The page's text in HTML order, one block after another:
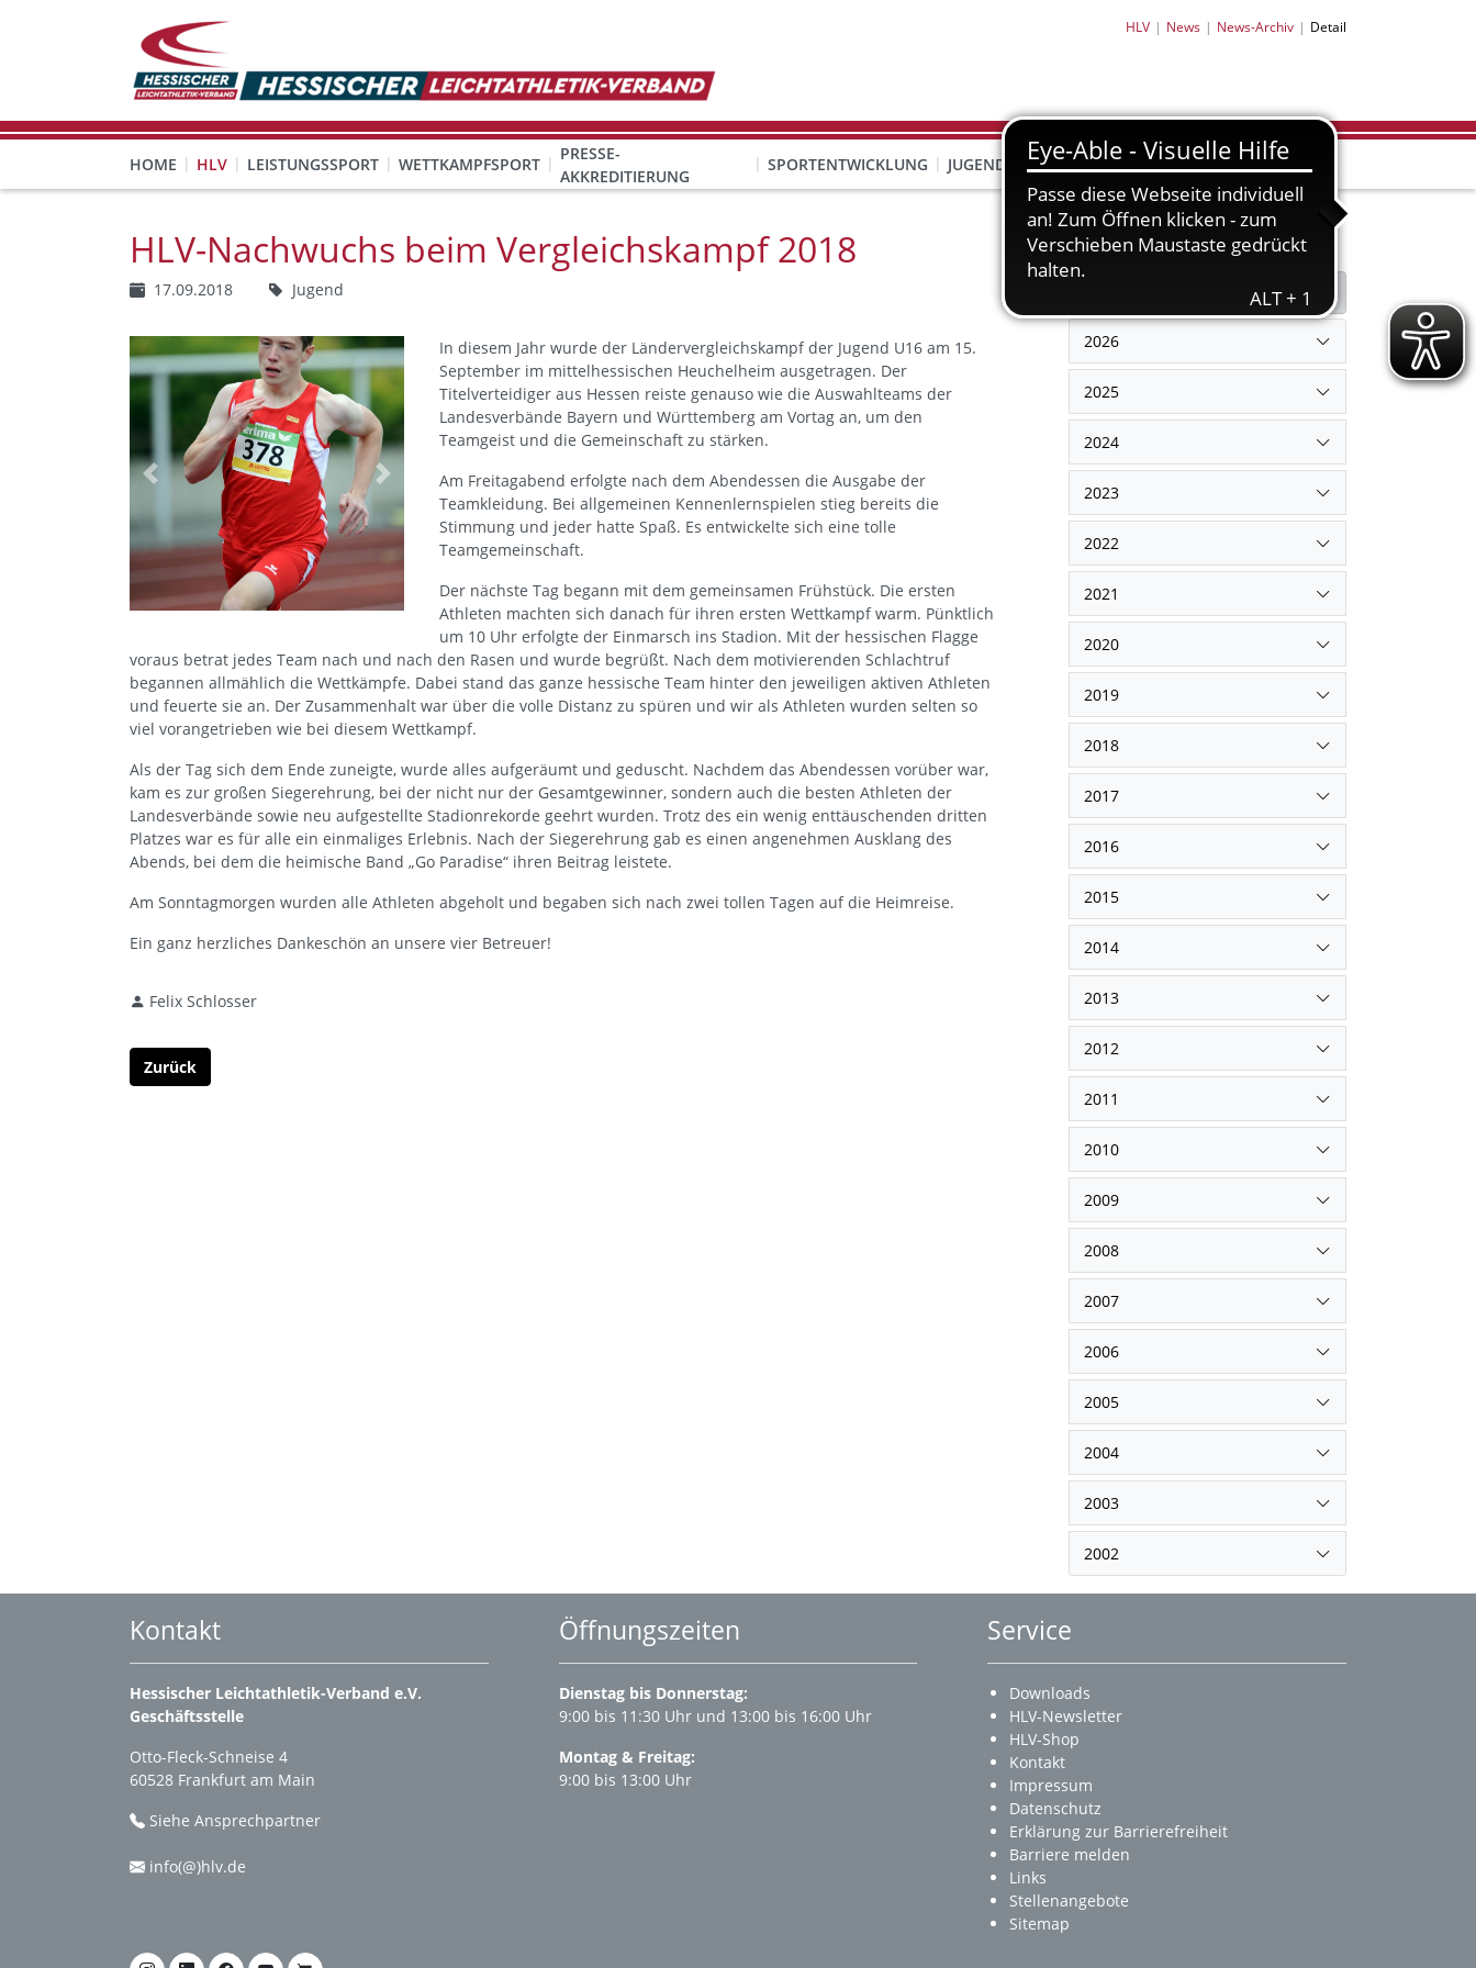
HLV News News-Archiv Detail
HOME HLV LEISTUNGSSPORT WETTKAMPFSPORT
PRESSE-
AKKREDITIERUNG
SPORTENTWICKLUNG JUGEND BILDUNG
HLV-
PARTNER
HLV-
SHOP
HLV-Nachwuchs beim Vergleichskampf 2018
17.09.2018 Jugend
Previous Next
In diesem Jahr wurde der Ländervergleichskampf der Jugend U16 am 15.
September im mittelhessischen Heuchelheim ausgetragen. Der
Titelverteidiger aus Hessen reiste genauso wie die Auswahlteams der
Landesverbände Bayern und Württemberg am Vortag an, um den
Teamgeist und die Gemeinschaft zu stärken.
Am Freitagabend erfolgte nach dem Abendessen die Ausgabe der
Teamkleidung. Bei allgemeinen Kennenlernspielen stieg bereits die
Stimmung und jeder hatte Spaß. Es entwickelte sich eine tolle
Teamgemeinschaft.
Der nächste Tag begann mit dem gemeinsamen Frühstück. Die ersten
Athleten machten sich danach für ihren ersten Wettkampf warm. Pünktlich
um 10 Uhr erfolgte der Einmarsch ins Stadion. Mit der hessischen Flagge
voraus betrat jedes Team nach und nach den Rasen und wurde begrüßt. Nach dem motivierenden Schlachtruf
begannen allmählich die Wettkämpfe. Dabei stand das ganze hessische Team hinter den jeweiligen aktiven Athleten
und feuerte sie an. Der Zusammenhalt war über die volle Distanz zu spüren und wir als Athleten wurden selten so
viel vorangetrieben wie bei diesem Wettkampf.
Als der Tag sich dem Ende zuneigte, wurde alles aufgeräumt und geduscht. Nachdem das Abendessen vorüber war,
kam es zur großen Siegerehrung, bei der nicht nur der Gesamtgewinner, sondern auch die besten Athleten der
Landesverbände sowie neu aufgestellte Stadionrekorde geehrt wurden. Trotz des ein wenig enttäuschenden dritten
Platzes war es für alle ein einmaliges Erlebnis. Nach der Siegerehrung gab es einen angenehmen Ausklang des
Abends, bei dem die heimische Band „Go Paradise“ ihren Beitrag leistete.
Am Sonntagmorgen wurden alle Athleten abgeholt und begaben sich nach zwei tollen Tagen auf die Heimreise.
Ein ganz herzliches Dankeschön an unsere vier Betreuer!
Felix Schlosser
Zurück
Filter
2026
2025
2024
2023
2022
2021
2020
2019
2018
2017
2016
2015
2014
2013
2012
2011
2010
2009
2008
2007
2006
2005
2004
2003
2002
Kontakt
Hessischer Leichtathletik-Verband e.V.
Geschäftsstelle
Otto-Fleck-Schneise 4
60528 Frankfurt am Main
Siehe Ansprechpartner
info(@)hlv.de
Öffnungszeiten
Dienstag bis Donnerstag:
9:00 bis 11:30 Uhr und 13:00 bis 16:00 Uhr
Montag & Freitag:
9:00 bis 13:00 Uhr
Service
Downloads
HLV-Newsletter
HLV-Shop
Kontakt
Impressum
Datenschutz
Erklärung zur Barrierefreiheit
Barriere melden
Links
Stellenangebote
Sitemap